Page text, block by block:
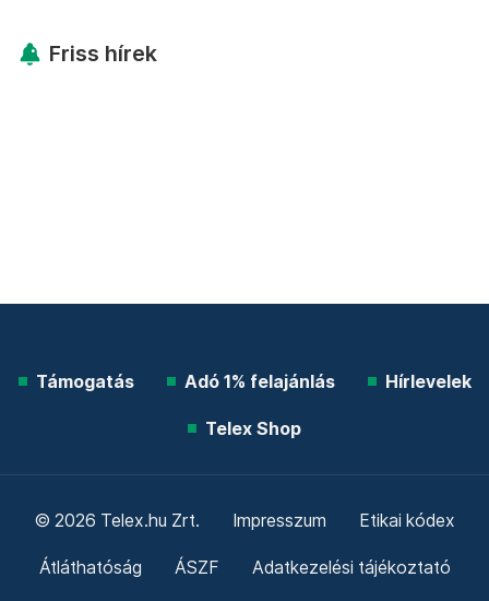
Friss hírek
Támogatás Adó 1% felajánlás Hírlevelek
Telex Shop
© 2026 Telex.hu Zrt. Impresszum Etikai kódex
Átláthatóság ÁSZF Adatkezelési tájékoztató